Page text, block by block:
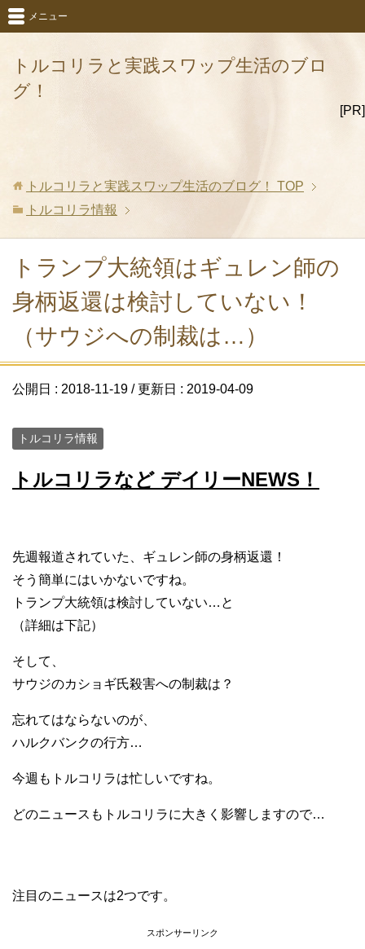
トルコリラと実践スワップ生活のブロ
グ！
[PR]
メニュー
トルコリラと実践スワップ生活のブログ！
TOP
トルコリラ情報
トランプ大統領はギュレン師の
身柄返還は検討していない！
（サウジへの制裁は…）
公開日 : 2018-11-19 / 更新日 : 2019-04-09
トルコリラ情報
トルコリラなど デイリーNEWS！
先週報道されていた、ギュレン師の身柄返還！
そう簡単にはいかないですね。
トランプ大統領は検討していない…と
（詳細は下記）
そして、
サウジのカショギ氏殺害への制裁は？
忘れてはならないのが、
ハルクバンクの行方…
今週もトルコリラは忙しいですね。
どのニュースもトルコリラに大きく影響しますので…
注目のニュースは2つです。
スポンサーリンク